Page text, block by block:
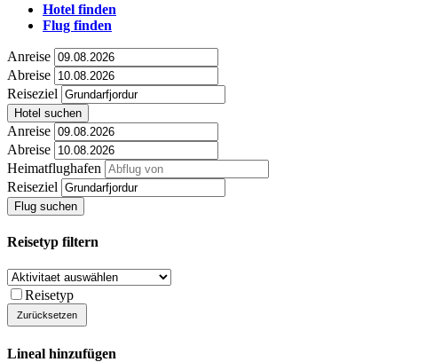
Hotel finden
Flug finden
Anreise
Abreise
Reiseziel
Hotel suchen
Anreise
Abreise
Heimatflughafen
Reiseziel
Flug suchen
Reisetyp filtern
Reisetyp
Lineal hinzufügen